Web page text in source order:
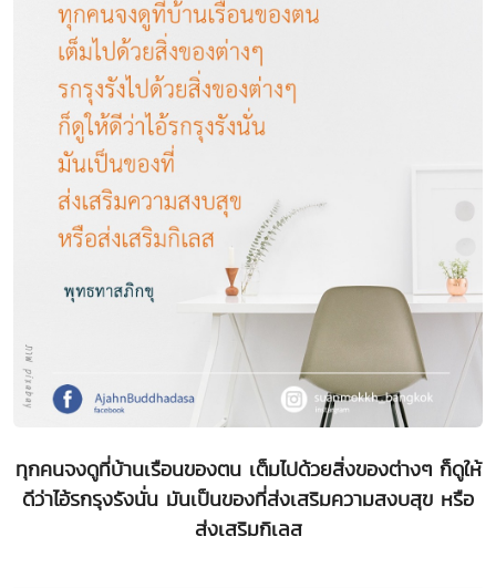
ทุกคนจงดูที่บ้านเรือนของตน เต็มไปด้วยสิ่งของต่างๆ ก็ดูให้
ดีว่าไอ้รกรุงรังนั่น มันเป็นของที่ส่งเสริมความสงบสุข หรือ
ส่งเสริมกิเลส